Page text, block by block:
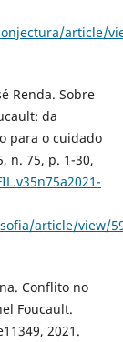
article/
Renda. Sobre
da
para o cuidado
n. 75, p. 1-30,
article/view/
Conflito no
Foucault.
2021.